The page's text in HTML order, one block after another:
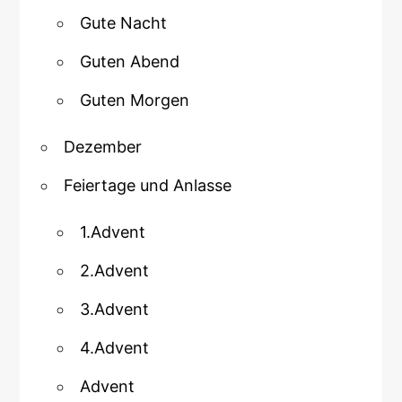
Gute Nacht
Guten Abend
Guten Morgen
Dezember
Feiertage und Anlasse
1.Advent
2.Advent
3.Advent
4.Advent
Advent